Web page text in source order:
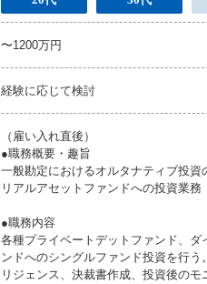
〜1200万円
経験に応じて検討
（雇い入れ直後）
●職務概要・趣旨
一般勘定におけるオルタナティブ投資
リアルアセットファンドへの投資業務
●職務内容
各種プライベートデットファンド、
ンドへのシングルファンド投資を行
リジェンス、決裁書作成、投資後のモ